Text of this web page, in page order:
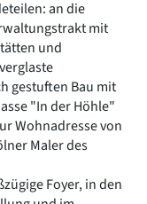
an die
mit
und
gestuften Bau mit
"In der Höhle"
Wohnadresse von
Maler des
Foyer, in den